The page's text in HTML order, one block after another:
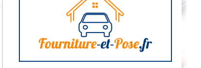
Brive-la-Gaillarde
Guéret